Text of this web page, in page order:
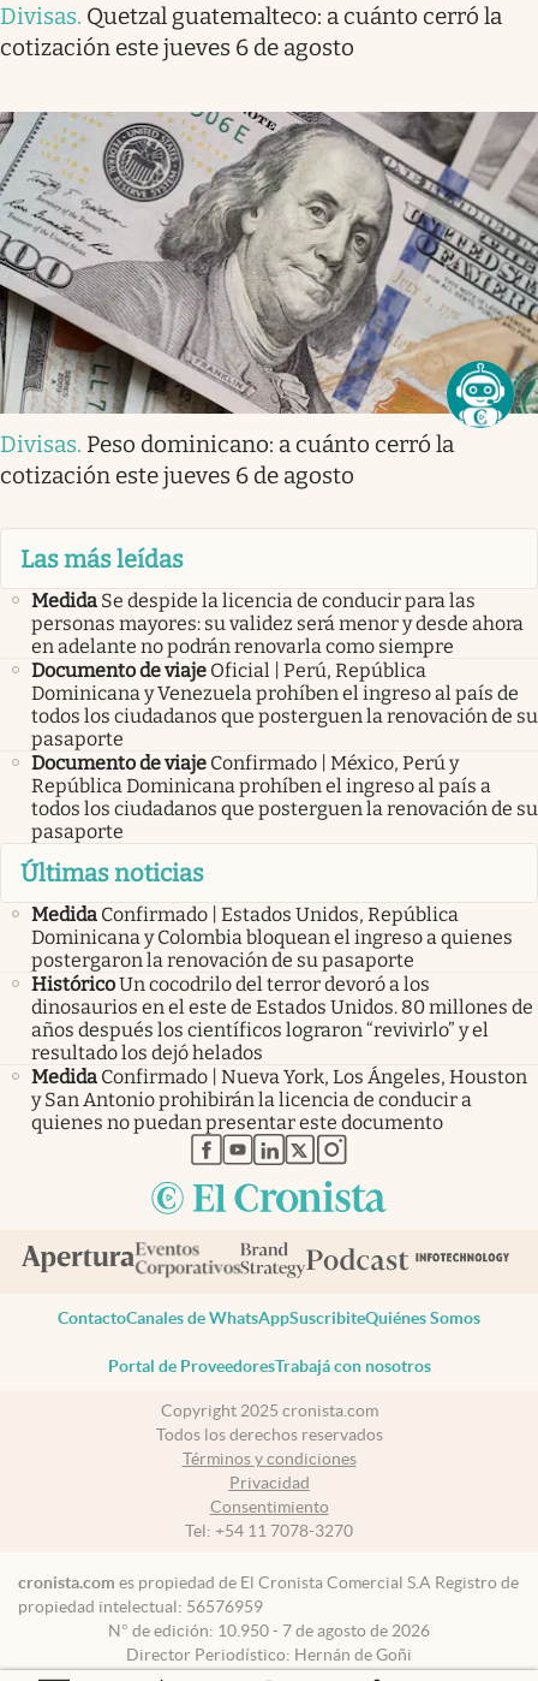
Divisas. Quetzal guatemalteco: a cuánto cerró la
cotización este jueves 6 de agosto
Divisas. Peso dominicano: a cuánto cerró la
cotización este jueves 6 de agosto
Las más leídas
Medida Se despide la licencia de conducir para las
personas mayores: su validez será menor y desde ahora
en adelante no podrán renovarla como siempre
Documento de viaje Oficial | Perú, República
Dominicana y Venezuela prohíben el ingreso al país de
todos los ciudadanos que posterguen la renovación de su
pasaporte
Documento de viaje Confirmado | México, Perú y
República Dominicana prohíben el ingreso al país a
todos los ciudadanos que posterguen la renovación de su
pasaporte
Últimas noticias
Medida Confirmado | Estados Unidos, República
Dominicana y Colombia bloquean el ingreso a quienes
postergaron la renovación de su pasaporte
HistóricoUn cocodrilo del terror devoró a los
dinosaurios en el este de Estados Unidos. 80 millones de
años después los científicos lograron “revivirlo” y el
resultado los dejó helados
Medida Confirmado | Nueva York, Los Ángeles, Houston
y San Antonio prohibirán la licencia de conducir a
quienes no puedan presentar este documento
abre en nueva pestaña
abre en nueva pestaña
abre en nueva pestaña
abre en nueva pestaña
abre en nueva pestaña
ContactoCanales de WhatsAppSuscribiteQuiénes Somos
Portal de ProveedoresTrabajá con nosotros
Copyright 2025 cronista.com
Todos los derechos reservados
Términos y condiciones
Privacidad
Consentimiento
Tel: +54 11 7078-3270
cronista.com es propiedad de El Cronista Comercial S.A Registro de
propiedad intelectual: 56576959
N° de edición: 10.950 - 7 de agosto de 2026
Director Periodístico: Hernán de Goñi